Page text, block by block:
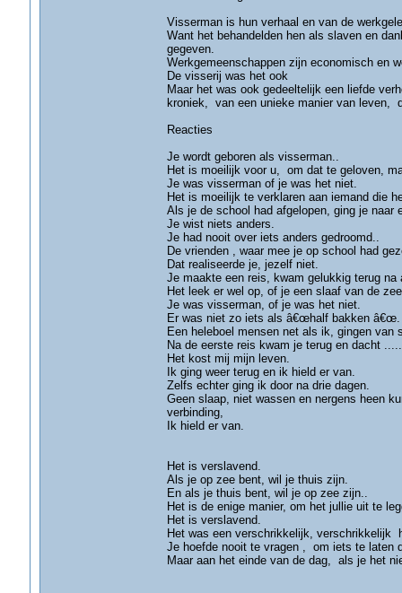
Visserman is hun verhaal en van de
Want het behandelden hen als slaven en
gegeven.
Werkgemeenschappen zijn economisch en
De visserij was het ook
Maar het was ook gedeeltelijk een liefde
kroniek, van een unieke manier van leven,
Reacties
Je wordt geboren als visserman..
Het is moeilijk voor u, om dat te geloven,
Je was visserman of je was het niet.
Het is moeilijk te verklaren aan iemand die
Als je de school had afgelopen, ging je naar
Je wist niets anders.
Je had nooit over iets anders gedroomd..
De vrienden , waar mee je op school had
Dat realiseerde je, jezelf niet.
Je maakte een reis, kwam gelukkig terug
Het leek er wel op, of je een slaaf van de
Je was visserman, of je was het niet.
Er was niet zo iets als â€œhalf bakken â€œ.
Een heleboel mensen net als ik, gingen
Na de eerste reis kwam je terug en dacht
Het kost mij mijn leven.
Ik ging weer terug en ik hield er van.
Zelfs echter ging ik door na drie dagen.
Geen slaap, niet wassen en nergens heen
verbinding,
Ik hield er
Het is verslavend.
Als je op zee bent, wil je thuis zijn.
En als je thuis bent, wil je op zee zijn..
Het is de enige manier, om het jullie uit te
Het is verslavend.
Het was een verschrikkelijk, verschrikkelijk
Je hoefde nooit te vragen , om iets te laten
Maar aan het einde van de dag, als je het